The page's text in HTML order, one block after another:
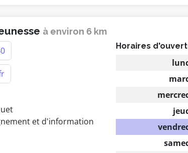
à environ 6 km
et d'information
Horaires